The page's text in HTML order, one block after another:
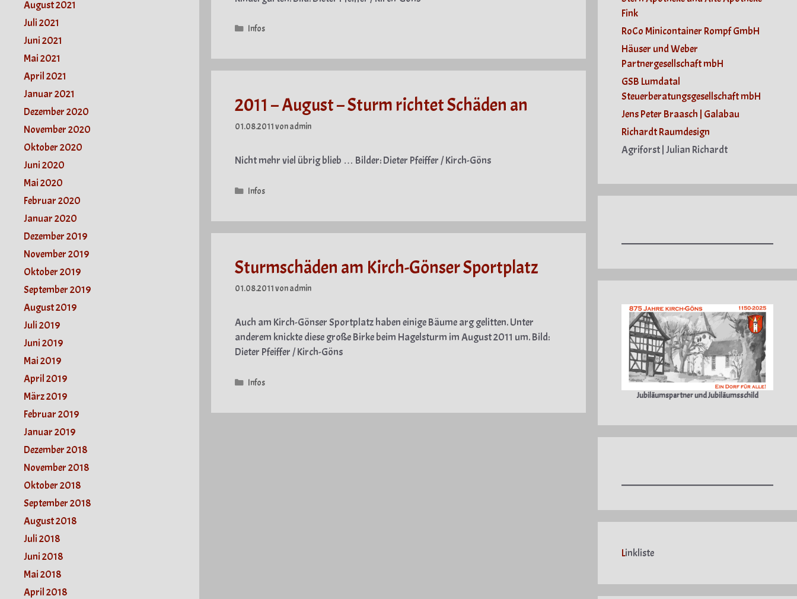
Kategorien
Infos
2011 – August – Sturm richtet Schäden an
01.08.2011vonadmin
Nicht mehr viel übrig blieb … Bilder: Dieter Pfeiffer / Kirch-Göns
Kategorien
Infos
Sturmschäden am Kirch-Gönser Sportplatz
01.08.2011vonadmin
Auch am Kirch-Gönser Sportplatz haben einige Bäume arg gelitten. Unter
anderem knickte diese große Birke beim Hagelsturm im August 2011 um. Bild:
Dieter Pfeiffer / Kirch-Göns
Kategorien
Infos
August 2021
Juli 2021
Juni 2021
Mai 2021
April 2021
Januar 2021
Dezember 2020
November 2020
Oktober 2020
Juni 2020
Mai 2020
Februar 2020
Januar 2020
Dezember 2019
November 2019
Oktober 2019
September 2019
August 2019
Juli 2019
Juni 2019
Mai 2019
April 2019
März 2019
Februar 2019
Januar 2019
Dezember 2018
November 2018
Oktober 2018
September 2018
August 2018
Juli 2018
Juni 2018
Mai 2018
April 2018
Fink
RoCo Minicontainer Rompf GmbH
Häuser und Weber
Partnergesellschaft mbH
GSB Lumdatal
Steuerberatungsgesellschaft mbH
Jens Peter Braasch | Galabau
Richardt Raumdesign
Agriforst | Julian Richardt
Jubiläumspartner und Jubiläumsschild
Linkliste